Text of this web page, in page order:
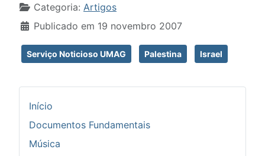
Detalhes
Categoria: Artigos
Publicado em 19 novembro 2007
Serviço Noticioso UMAG Palestina Israel
Início
Documentos Fundamentais
Música